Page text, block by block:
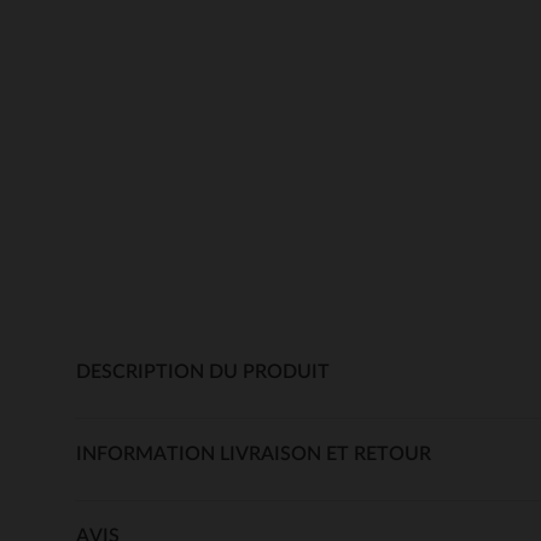
DESCRIPTION DU PRODUIT
INFORMATION LIVRAISON ET RETOUR
AVIS